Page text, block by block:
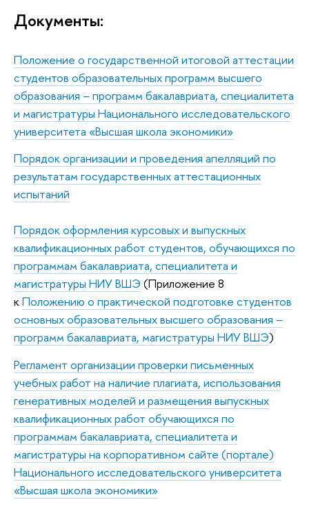
Документы:
Положение о государственной итоговой аттестации
студентов образовательных программ высшего
образования – программ бакалавриата, специалитета
и магистратуры Национального исследовательского
университета «Высшая школа экономики»
Порядок организации и проведения апелляций по
результатам государственных аттестационных
испытаний
Порядок оформления курсовых и выпускных
квалификационных работ студентов, обучающихся по
программам бакалавриата, специалитета и
магистратуры НИУ ВШЭ (Приложение 8
кПоложению о практической подготовке студентов
основных образовательных высшего образования –
программ бакалавриата, магистратуры НИУ ВШЭ)
Регламент организации проверки письменных
учебных работ на наличие плагиата, использования
генеративных моделей и размещения выпускных
квалификационных работ обучающихся по
программам бакалавриата, специалитета и
магистратуры на корпоративном сайте (портале)
Национального исследовательского университета
«Высшая школа экономики»